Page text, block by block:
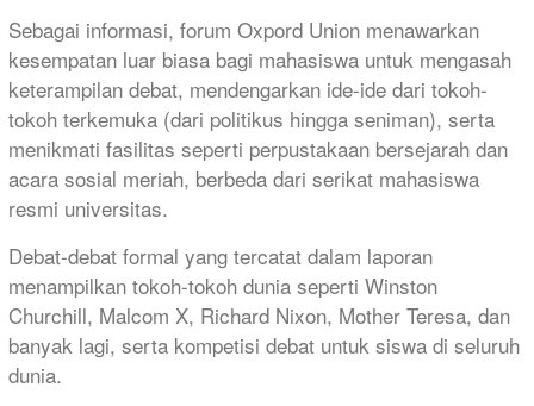
Sebagai informasi, forum Oxpord Union menawarkan
kesempatan luar biasa bagi mahasiswa untuk mengasah
keterampilan debat, mendengarkan ide-ide dari tokoh-
tokoh terkemuka (dari politikus hingga seniman), serta
menikmati fasilitas seperti perpustakaan bersejarah dan
acara sosial meriah, berbeda dari serikat mahasiswa
resmi universitas.
Debat-debat formal yang tercatat dalam laporan
menampilkan tokoh-tokoh dunia seperti Winston
Churchill, Malcom X, Richard Nixon, Mother Teresa, dan
banyak lagi, serta kompetisi debat untuk siswa di seluruh
dunia.